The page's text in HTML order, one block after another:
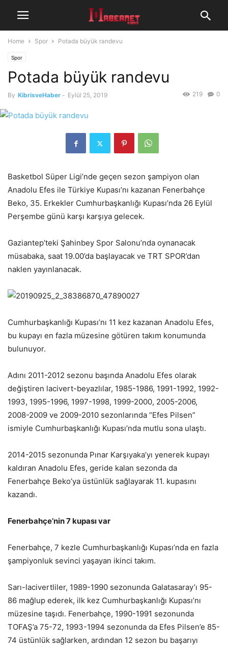
Home Spor Potada büyük randevu
Spor
Potada büyük randevu
By KibrisveHaber - Eylül 25, 2019 0
219
Basketbol Süper Ligi’nde geçen sezon şampiyon olan
Anadolu Efes ile Türkiye Kupası’nı kazanan Fenerbahçe
Beko, 35. Erkekler Cumhurbaşkanlığı Kupası’nda 26 Eylül
Perşembe günü karşı karşıya gelecek.
Gaziantep’teki Şahinbey Spor Salonu’nda oynanacak
müsabaka, saat 19.00’da başlayacak ve TRT SPOR’dan
naklen yayınlanacak.
Cumhurbaşkanlığı Kupası’nı 11 kez kazanan Anadolu Efes,
bu kupayı en fazla müzesine götüren takım konumunda
bulunuyor.
Adını 2011-2012 sezonu başında Anadolu Efes olarak
değiştiren lacivert-beyazlılar, 1985-1986, 1991-1992, 1992-
1993, 1995-1996, 1997-1998, 1999-2000, 2005-2006,
2008-2009 ve 2009-2010 sezonlarında “Efes Pilsen”
ismiyle Cumhurbaşkanlığı Kupası’nda mutlu sona ulaştı.
2014-2015 sezonunda Pınar Karşıyaka’yı yenerek kupayı
kaldıran Anadolu Efes, geride kalan sezonda da
Fenerbahçe Beko’ya üstünlük sağlayarak 11. kupasını
kazandı.
Fenerbahçe’nin 7 kupası var
Fenerbahçe, 7 kezle Cumhurbaşkanlığı Kupası’nda en fazla
şampiyonluk sevinci yaşayan ikinci takım.
Sarı-lacivertliler, 1989-1990 sezonunda Galatasaray’ı 95-
86 mağlup ederek, ilk kez Cumhurbaşkanlığı Kupası’nı
müzesine taşıdı. Fenerbahçe, 1990-1991 sezonunda
TOFAŞ’a 75-72, 1993-1994 sezonunda da Efes Pilsen’e 85-
74 üstünlük sağlarken, ardından 12 sezon bu başarıyı